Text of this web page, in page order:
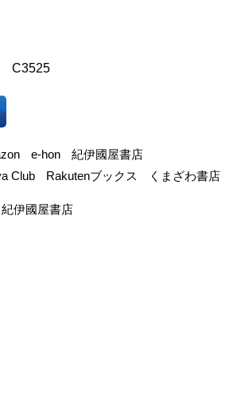
C3525
e-hon
紀伊國屋書店
Club Rakutenブックス くまざわ書店
紀伊國屋書店